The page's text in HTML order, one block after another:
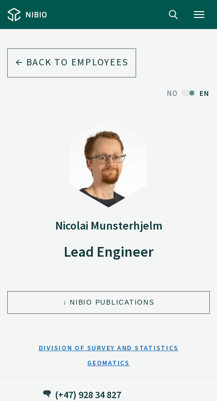
BACK TO EMPLOYEES
NO EN
Nicolai Munsterhjelm
Lead Engineer
NIBIO PUBLICATIONS
DIVISION OF SURVEY AND STATISTICS
GEOMATICS
(+47) 928 34 827